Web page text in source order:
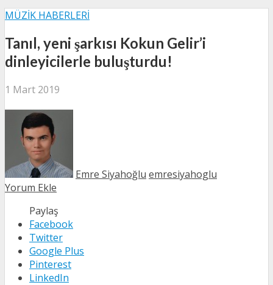
MÜZIK HABERLERI
Tanıl, yeni şarkısı Kokun Gelir’i
dinleyicilerle buluşturdu!
1 Mart 2019
Emre Siyahoğlu emresiyahoglu
Yorum Ekle
Paylaş
Facebook
Twitter
Google Plus
Pinterest
LinkedIn